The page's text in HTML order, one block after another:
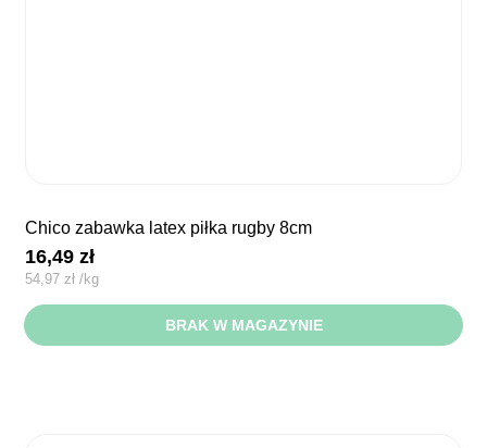
chico zabawka latex piłka rugby 8cm
16,49zł
54,97zł /kg
BRAK W MAGAZYNIE